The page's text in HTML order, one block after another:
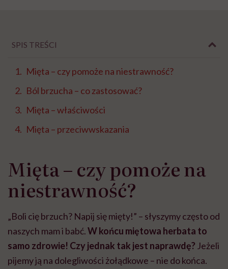
SPIS TREŚCI
Mięta – czy pomoże na niestrawność?
Ból brzucha – co zastosować?
Mięta – właściwości
Mięta – przeciwwskazania
Mięta – czy pomoże na
niestrawność?
„Boli cię brzuch? Napij się mięty!” – słyszymy często od
naszych mam i babć.W końcu miętowa herbata to
samo zdrowie! Czy jednak tak jest naprawdę? Jeżeli
pijemy ją na dolegliwości żołądkowe – nie do końca.